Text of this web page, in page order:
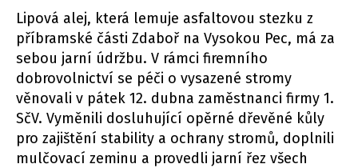
Lipová alej, která lemuje asfaltovou stezku z
příbramské části Zdaboř na Vysokou Pec, má za
sebou jarní údržbu. V rámci firemního
dobrovolnictví se péči o vysazené stromy
věnovali v pátek 12. dubna zaměstnanci firmy 1.
SčV. Vyměnili dosluhující opěrné dřevěné kůly
pro zajištění stability a ochrany stromů, doplnili
mulčovací zeminu a provedli jarní řez všech